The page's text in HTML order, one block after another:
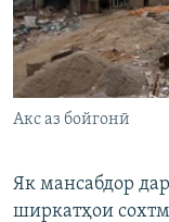
Акс аз бойгонӣ
Як мансабдор
ширкатҳои